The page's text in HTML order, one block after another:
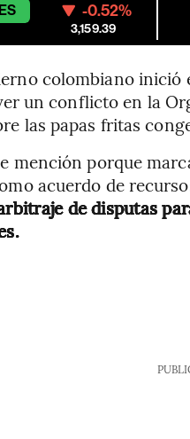
-0.52%
3,159.39
colombiano inició
un conflicto en la
las papas fritas
mención porque
acuerdo de
de disputas